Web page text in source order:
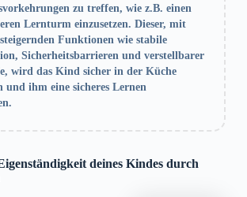
zu treffen, wie z.B. einen
Lernturm einzusetzen. Dieser, mit
Funktionen wie stabile
Sicherheitsbarrieren und verstellbarer
wird das Kind sicher in der Küche
und ihm eine sicheres Lernen
deines Kindes durch